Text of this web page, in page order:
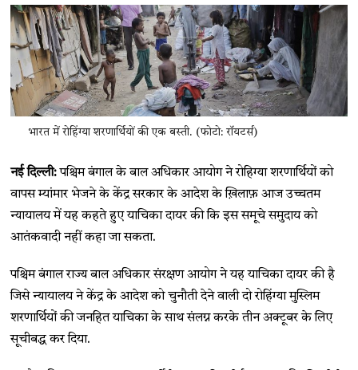
भारत में रोहिंग्या शरणार्थियों की एक बस्ती. (फोटो: रॉयटर्स)
नई दिल्ली:पश्चिम बंगाल के बाल अधिकार आयोग ने रोहिग्या शरणार्थियों को
वापस म्यांमार भेजने के केंद्र सरकार के आदेश के ख़िलाफ़ आज उच्चतम
न्यायालय में यह कहते हुए याचिका दायर की कि इस समूचे समुदाय को
आतंकवादी नहीं कहा जा सकता.
पश्चिम बंगाल राज्य बाल अधिकार संरक्षण आयोग ने यह याचिका दायर की है
जिसे न्यायालय ने केंद्र के आदेश को चुनौती देने वाली दो रोहिंग्या मुस्लिम
शरणार्थियों की जनहित याचिका के साथ संलग्न करके तीन अक्टूबर के लिए
सूचीबद्ध कर दिया.